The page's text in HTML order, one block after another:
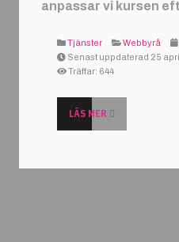
anpassar vi kursen
Tjänster Webbyrå
Senast uppdaterad 25
Träffar: 644
LÄS MER